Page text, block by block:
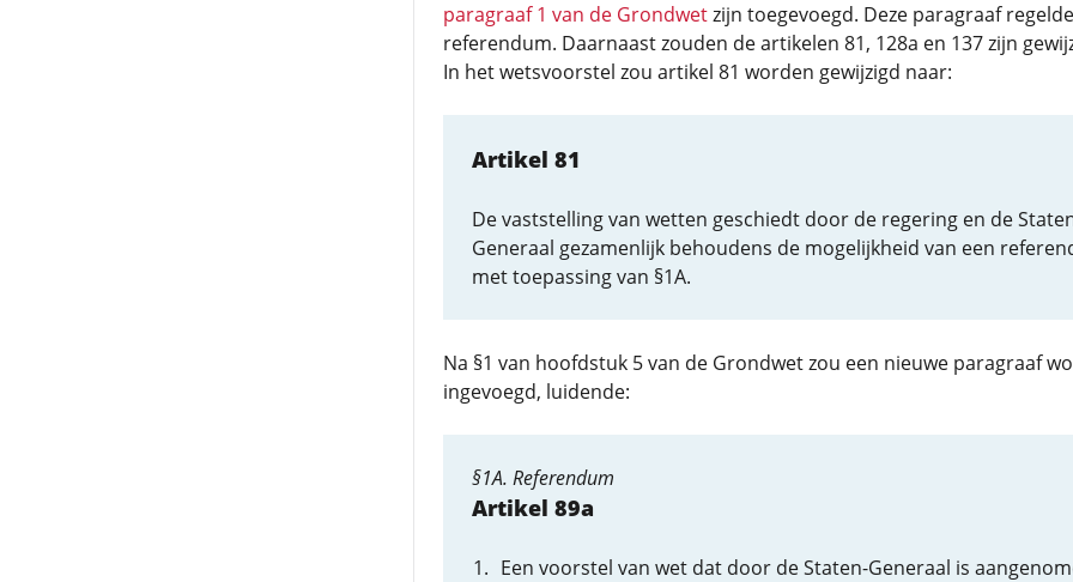
paragraaf 1 van de Grondwetzijn toegevoegd. Deze paragraaf
referendum. Daarnaast zouden de artikelen 81, 128a en 137 zijn
In het wetsvoorstel zou artikel 81 worden gewijzigd naar:
Artikel 81
De vaststelling van wetten geschiedt door de regering en de
Generaal gezamenlijk behoudens de mogelijkheid van een
met toepassing van §1A.
Na §1 van hoofdstuk 5 van de Grondwet zou een nieuwe paragraaf
ingevoegd, luidende:
§1A. Referendum
Artikel 89a
Een voorstel van wet dat door de Staten-Generaal is